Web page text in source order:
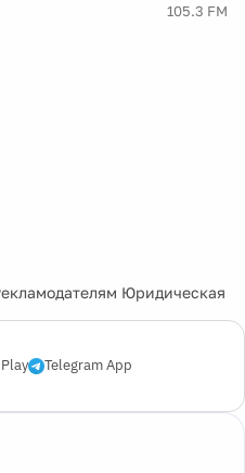
105.3 FM
Юридическая
Telegram App